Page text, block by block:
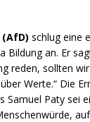
schlug eine
Bildung an. Er
reden, sollten
Werte.“ Die
Samuel Paty sei